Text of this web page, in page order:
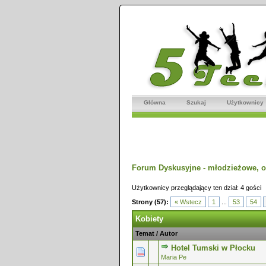
Główna Szukaj Użytkownicy
Forum Dyskusyjne - młodzieżowe,
Użytkownicy przeglądający ten dział: 4 gości
Strony (57):
« Wstecz 1 53 54
Kobiety
Temat / Autor
Hotel Tumski w Płocku
Maria Pe
0 głosów - średnia ocena: 0 na 5
12 3 45